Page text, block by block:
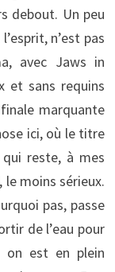
debout. Un peu
n’est pas
avec Jaws in
et sans requins
marquante
ici, où le titre
reste, à mes
moins sérieux.
pas, passe
de l’eau pour
on est en plein